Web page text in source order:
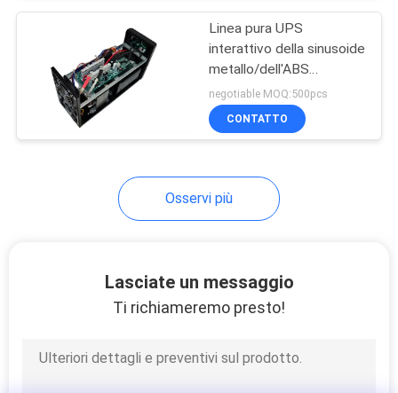
VRLA ha regolato la
Serie di AVR
Linea pura UPS
interattivo della sinusoide
metallo/dell'ABS
1KVA~5KVA per la
macchina di posizione
negotiable MOQ:500pcs
CONTATTO
Osservi più
Lasciate un messaggio
Ti richiameremo presto!